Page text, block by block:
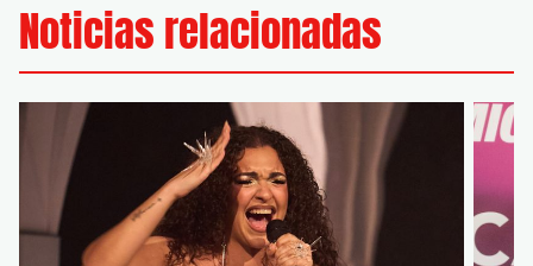
Noticias relacionadas